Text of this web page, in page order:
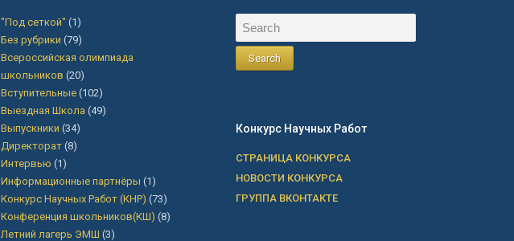
"Под сеткой" (1)
Без рубрики (79)
Всероссийская олимпиада
школьников (20)
Вступительные(102)
Выездная Школа (49)
Выпускники (34)
Директорат(8)
Интервью (1)
Информационные партнёры (1)
Конкурс Научных Работ (КНР) (73)
Конференция школьников(КШ) (8)
Летний лагерь ЭМШ (3)
Конкурс Научных Работ
СТРАНИЦА КОНКУРСА
НОВОСТИ КОНКУРСА
ГРУППА ВКОНТАКТЕ